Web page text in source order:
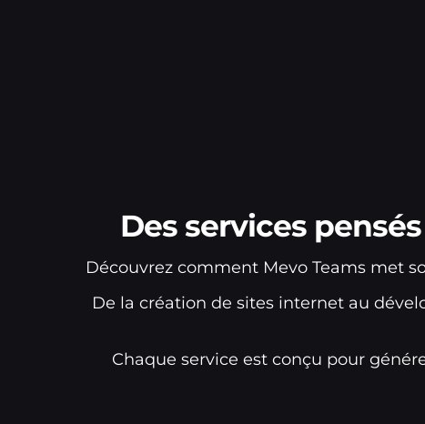
Des services
Découvrez comment Mevo Teams met
De la création de sites internet au
Chaque service est conçu pour